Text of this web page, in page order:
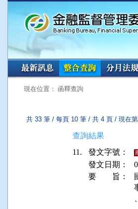
:::
現在位置： 函釋查詢
共 33 筆 / 每頁 10 筆 / 共 4 頁 / 現在
查詢結果
11.
發文字號：
發文日期：
要 旨：